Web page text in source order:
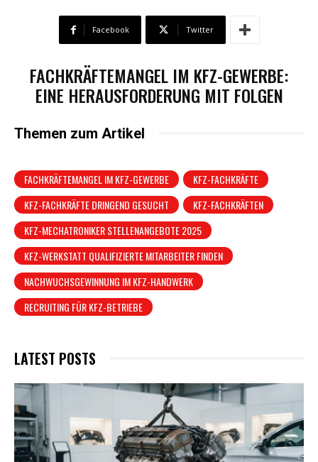
Facebook Twitter
FACHKRÄFTEMANGEL IM KFZ-GEWERBE:
EINE HERAUSFORDERUNG MIT FOLGEN
Themen zum Artikel
FACHKRÄFTEMANGEL IM KFZ-GEWERBE
KFZ-FACHKRÄFTE
KFZ-FACHKRÄFTE DRINGEND GESUCHT
KFZ-FACHKRÄFTEN
KFZ-MECHATRONIKER STELLENANGEBOTE 2025
KFZ-WERKSTATT QUALIFIZIERTE MITARBEITER FINDEN
NACHWUCHSGEWINNUNG IM KFZ-HANDWERK
RECRUITING FÜR KFZ-BETRIEBE
LATEST POSTS